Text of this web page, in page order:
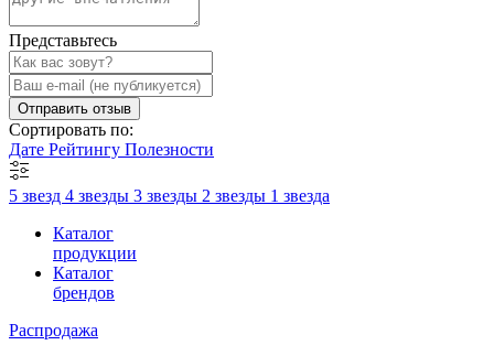
Представьтесь
Отправить отзыв
Сортировать по:
Дате Рейтингу Полезности
5 звезд 4 звезды 3 звезды 2 звезды 1 звезда
Каталог
продукции
Каталог
брендов
Распродажа